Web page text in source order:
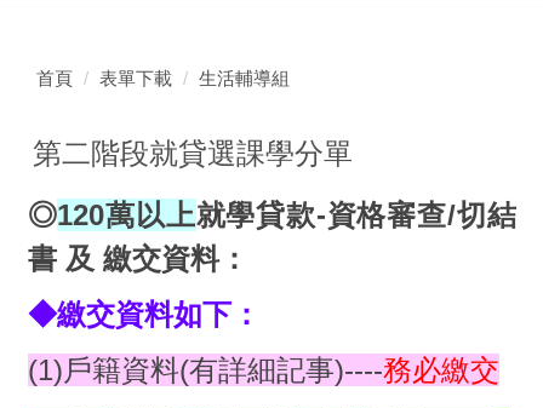
首頁 表單下載 生活輔導組
第二階段就貸選課學分單
◎120萬以上就學貸款-資格審查/切結
書 及 繳交資料：
◆繳交資料如下：
(1)戶籍資料(有詳細記事)----務必繳交